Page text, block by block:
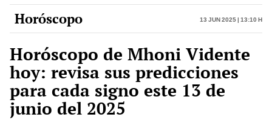
Horóscopo 13 Jun 2025 | 13:10 h
Horóscopo de Mhoni Vidente
hoy: revisa sus predicciones
para cada signo este 13 de
junio del 2025